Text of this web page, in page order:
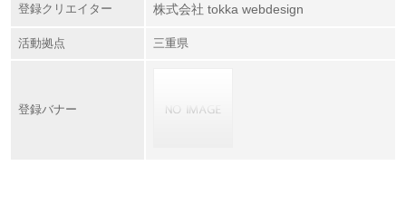
登録クリエイター 株式会社 tokka webdesign
活動拠点 三重県
登録バナー